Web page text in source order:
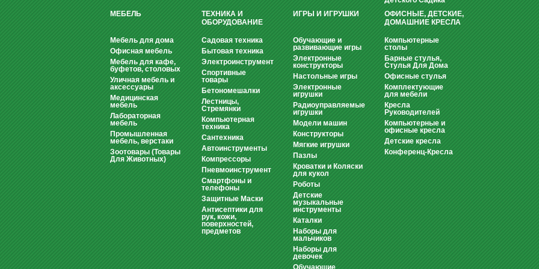
МЕБЕЛЬ
Мебель для дома
Офисная мебель
Мебель для кафе,
буфетов, столовых
Уличная мебель и
аксессуары
Медицинская
мебель
Лабораторная
мебель
Промышленная
мебель, верстаки
Зоотовары (Товары
Для Животных)
ТЕХНИКА И
ОБОРУДОВАНИЕ
Садовая техника
Бытовая техника
Электроинструмент
Спортивные
товары
Бетономешалки
Лестницы,
Стремянки
Компьютерная
техника
Сантехника
Автоинструменты
Компрессоры
Пневмоинструмент
Смартфоны и
телефоны
Защитные Маски
Антисептики для
рук, кожи,
поверхностей,
предметов
ИГРЫ И ИГРУШКИ
Обучающие и
развивающие игры
Электронные
конструкторы
Настольные игры
Электронные
игрушки
Радиоуправляемые
игрушки
Модели машин
Конструкторы
Мягкие игрушки
Пазлы
Кроватки и Коляски
для кукол
Роботы
Детские
музыкальные
инструменты
Каталки
Наборы для
мальчиков
Наборы для
девочек
Обучающие
ОФИСНЫЕ, ДЕТСКИЕ,
ДОМАШНИЕ КРЕСЛА
Компьютерные
столы
Барные стулья,
Стулья Для Дома
Офисные стулья
Комплектующие
для мебели
Кресла
Руководителей
Компьютерные и
офисные кресла
Детские кресла
Конференц-Кресла